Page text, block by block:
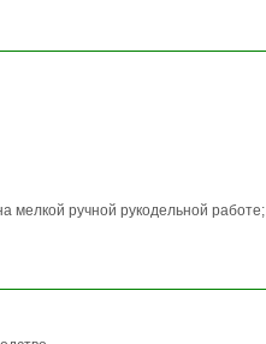
мелкой ручной рукодельной работе;